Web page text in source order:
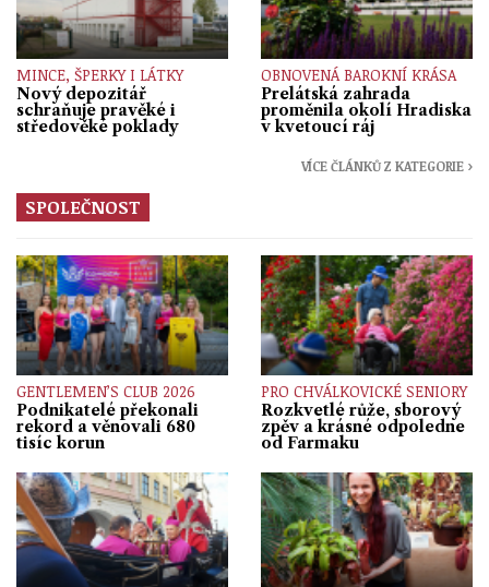
MINCE, ŠPERKY I LÁTKY
Nový depozitář
schraňuje pravěké i
středověké poklady
OBNOVENÁ BAROKNÍ KRÁSA
Prelátská zahrada
proměnila okolí Hradiska
v kvetoucí ráj
VÍCE ČLÁNKŮ Z KATEGORIE ›
SPOLEČNOST
GENTLEMEN’S CLUB 2026
Podnikatelé překonali
rekord a věnovali 680
tisíc korun
PRO CHVÁLKOVICKÉ SENIORY
Rozkvetlé růže, sborový
zpěv a krásné odpoledne
od Farmaku